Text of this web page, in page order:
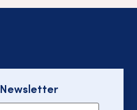
Newsletter